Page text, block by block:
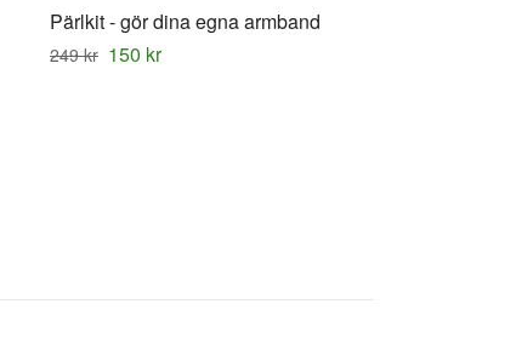
Pärlkit - gör dina egna armband
249 kr 150 kr